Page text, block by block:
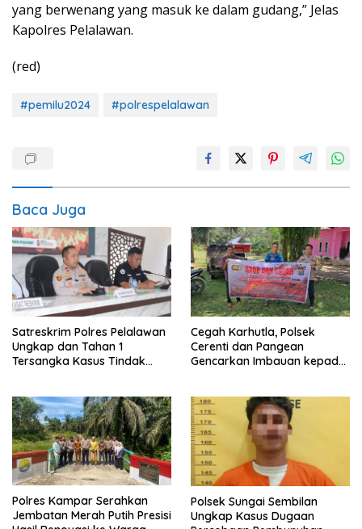
yang berwenang yang masuk ke dalam gudang,” Jelas
Kapolres Pelalawan.
(red)
#pemilu2024 #polrespelalawan
Baca Juga
Satreskrim Polres Pelalawan
Ungkap dan Tahan 1
Tersangka Kasus Tindak
Cegah Karhutla, Polsek
Cerenti dan Pangean
Gencarkan Imbauan kepada
Polres Kampar Serahkan
Jembatan Merah Putih Presisi
Polsek Sungai Sembilan
Ungkap Kasus Dugaan